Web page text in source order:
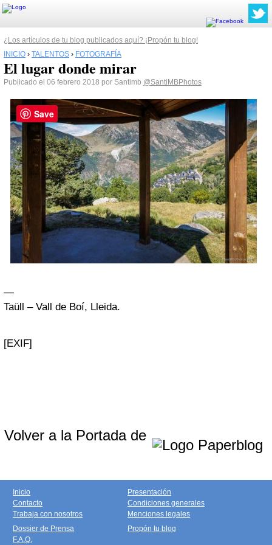
¿Los artículos de tu blog publicados aquí? ¡Propón tu blog!
INICIO › TALENTOS › FOTOGRAFÍA
El lugar donde mirar
Publicado el 06 febrero 2018 por Santimb @SantiMBPhotos
—
Taüll – Vall de Boí, Lleida.
[EXIF]
Volver a la Portada de
Inicio
Contacto
Trabaja con nosotros
Presentación
Condiciones generales
Menciones legales
Dossier de Prensa
F.A.Q.
Propón tu blog
Save